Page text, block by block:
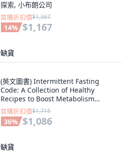
探索, 小布朗公司
首購折扣價$1,367
14% $1,167
缺貨
(英文圖書) Intermittent Fasting
Code: A Collection of Healthy
Recipes to Boost Metabolism
Increase Menta... 平裝版, 英文
首購折扣價$1,715
36% $1,086
缺貨